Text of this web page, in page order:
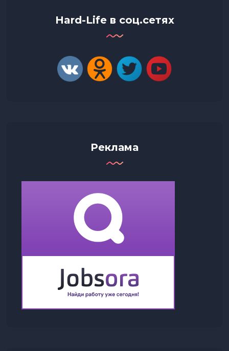
Hard-Life в соц.сетях
Реклама